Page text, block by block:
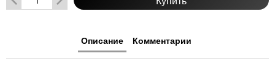
Описание Комментарии